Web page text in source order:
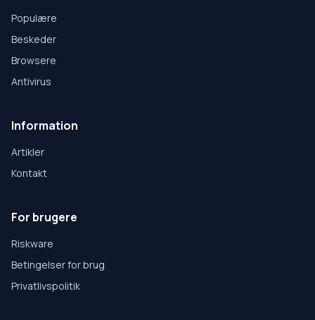
Populære
Beskeder
Browsere
Antivirus
Information
Artikler
Kontakt
For brugere
Riskware
Betingelser for brug
Privatlivspolitik